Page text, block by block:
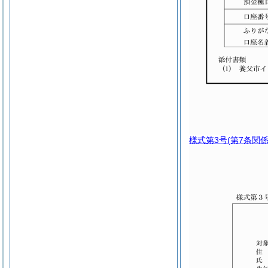
様式第3号(第7条関